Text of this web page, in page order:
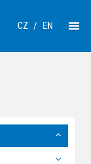
CZ / EN